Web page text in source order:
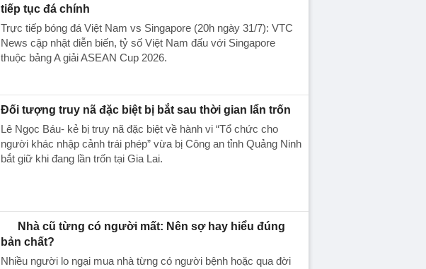
tiếp tục đá chính
Trực tiếp bóng đá Việt Nam vs Singapore (20h ngày 31/7): VTC
News cập nhật diễn biến, tỷ số Việt Nam đấu với Singapore
thuộc bảng A giải ASEAN Cup 2026.
Đối tượng truy nã đặc biệt bị bắt sau thời gian lẩn trốn
Lê Ngọc Báu- kẻ bị truy nã đặc biệt về hành vi “Tổ chức cho
người khác nhập cảnh trái phép” vừa bị Công an tỉnh Quảng Ninh
bắt giữ khi đang lần trốn tại Gia Lai.
Nhà cũ từng có người mất: Nên sợ hay hiểu đúng
bản chất?
Nhiều người lo ngại mua nhà từng có người bệnh hoặc qua đời